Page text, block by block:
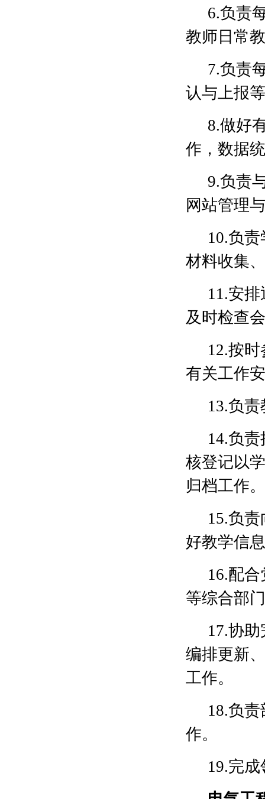
6.负责
教师日常
7.负责
认与上报
8.做好
作，数据
9.负责
网站管理
10.负
材料收集
11.安
及时检查
12.按
有关工作
13.负
14.负
核登记以
归档工作。
15.负
好教学信
16.配
等综合部
17.协
编排更新
工作。
18.负
作。
19.完